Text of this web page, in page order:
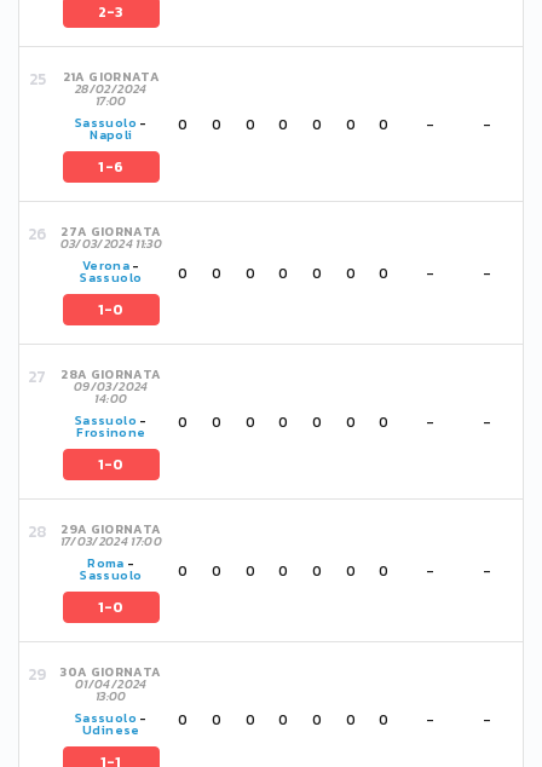
2-3
21A GIORNATA
28/02/2024
17:00
Sassuolo -
Napoli
1-6
0 0 0 0 0 0 0 - -
27A GIORNATA
03/03/2024 11:30
Verona -
Sassuolo
1-0
0 0 0 0 0 0 0 - -
28A GIORNATA
09/03/2024
14:00
Sassuolo -
Frosinone
1-0
0 0 0 0 0 0 0 - -
29A GIORNATA
17/03/2024 17:00
Roma -
Sassuolo
1-0
0 0 0 0 0 0 0 - -
30A GIORNATA
01/04/2024
13:00
Sassuolo -
Udinese
1-1
0 0 0 0 0 0 0 - -